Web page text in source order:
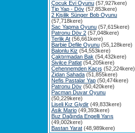
Çocuk Evi Oyunu (57,927kere)
Tip Yap - Döv (57,853kere)
2 Kişilik Sünger Bob Oyunu
(57,718kere)
Sac Yapma Oyunu (57,615kere)
Patronu Döv 2 (57,048kere)
Terlik At (56,661kere)
Barbie Defile Oyunu (55,128kere)
Balonlu Kiz (54,553kere)
Çaktırmadan Bak (54,432kere)
Sivilce Patlat (54,205kere)
Cehennemden Kaçış (52,224kere)
Zidan Sahada (51,855kere)
Nefis Pastalar Yap (50,474kere)
Patronu Döv (50,420kere)
Pacman Duvar Oyunu
(50,229kere)
Liseli Kız Giydir (49,833kere)
Asik Mario (49,393kere)
Buz Dağında Engelli Yarış
(49,002kere)
Bastan Yarat (48,989kere)